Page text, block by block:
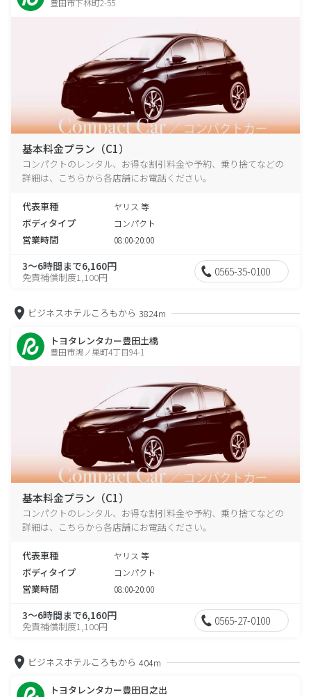
豊田市下林町2-55
基本料金プラン（C1）
コンパクトのレンタル、お得な割引料金や予約、乗り捨てなどの
詳細は、こちらから各店舗にお電話ください。
代表車種 ヤリス 等
ボディタイプ コンパクト
営業時間 08:00-20:00
3～6時間まで6,160円
免責補償制度1,100円 0565-35-0100
ビジネスホテルころもから 3824m
トヨタレンタカー豊田土橋
豊田市鴻ノ巣町4丁目94-1
基本料金プラン（C1）
コンパクトのレンタル、お得な割引料金や予約、乗り捨てなどの
詳細は、こちらから各店舗にお電話ください。
代表車種 ヤリス 等
ボディタイプ コンパクト
営業時間 08:00-20:00
3～6時間まで6,160円
免責補償制度1,100円 0565-27-0100
ビジネスホテルころもから 404m
トヨタレンタカー豊田日之出